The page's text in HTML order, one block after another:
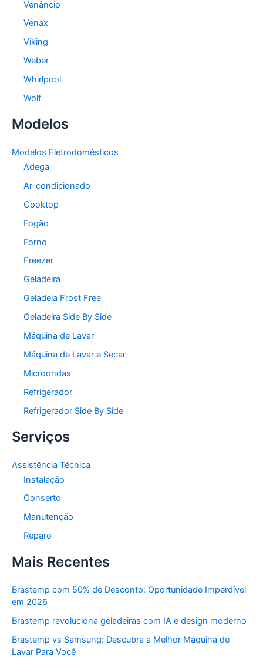
Venâncio
Venax
Viking
Weber
Whirlpool
Wolf
Modelos
Modelos Eletrodomésticos
Adega
Ar-condicionado
Cooktop
Fogão
Forno
Freezer
Geladeira
Geladeia Frost Free
Geladeira Side By Side
Máquina de Lavar
Máquina de Lavar e Secar
Microondas
Refrigerador
Refrigerador Side By Side
Serviços
Assistência Técnica
Instalação
Conserto
Manutenção
Reparo
Mais Recentes
Brastemp com 50% de Desconto: Oportunidade Imperdível
em 2026
Brastemp revoluciona geladeiras com IA e design moderno
Brastemp vs Samsung: Descubra a Melhor Máquina de
Lavar Para Você